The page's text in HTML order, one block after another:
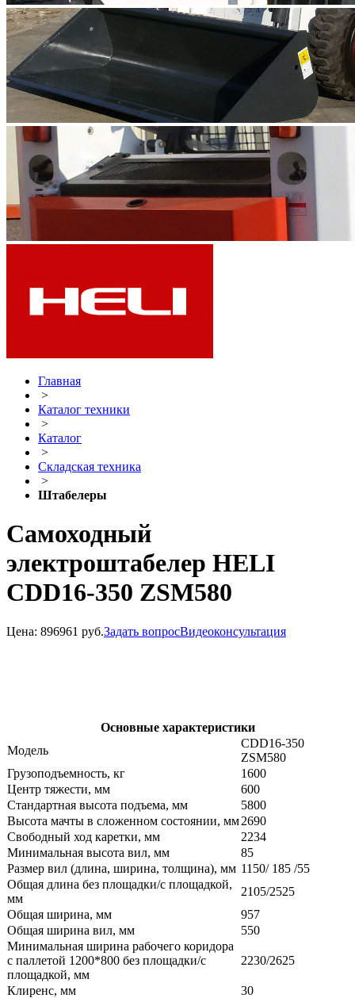
Главная
>
Каталог техники
>
Каталог
>
Складская техника
>
Штабелеры
Самоходный
электроштабелер HELI
CDD16-350 ZSM580
Цена: 896961 руб.Задать вопросВидеоконсультация
Основные характеристики
Модель
CDD16-350
ZSM580
Грузоподъемность, кг
1600
Центр тяжести, мм
600
Стандартная высота подъема, мм
5800
Высота мачты в сложенном состоянии, мм2690
Свободный ход каретки, мм
2234
Минимальная высота вил, мм
85
Размер вил (длина, ширина, толщина), мм 1150/ 185 /55
Общая длина без площадки/с площадкой,
мм
2105/2525
Общая ширина, мм
957
Общая ширина вил, мм
550
Минимальная ширина рабочего коридора
с паллетой 1200*800 без площадки/с
площадкой, мм
2230/2625
Клиренс, мм
30